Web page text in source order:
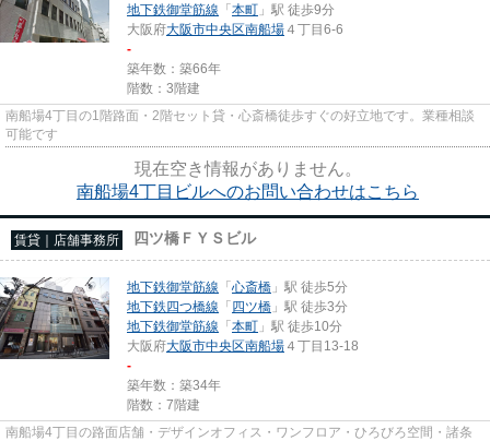
地下鉄御堂筋線 「本町 」駅 徒歩9分
大阪府大阪市中央区南船場 ４丁目6-6
-
築年数：築66年
階数：3階建
南船場4丁目の1階路面・2階セット貸・心斎橋徒歩すぐの好立地です。業種相談
可能です
現在空き情報がありません。
南船場4丁目ビルへのお問い合わせはこちら
賃貸｜店舗事務所 四ツ橋ＦＹＳビル
地下鉄御堂筋線 「心斎橋 」駅 徒歩5分
地下鉄四つ橋線 「四ツ橋 」駅 徒歩3分
地下鉄御堂筋線 「本町 」駅 徒歩10分
大阪府大阪市中央区南船場 ４丁目13-18
-
築年数：築34年
階数：7階建
南船場4丁目の路面店舗・デザインオフィス・ワンフロア・ひろびろ空間・諸条